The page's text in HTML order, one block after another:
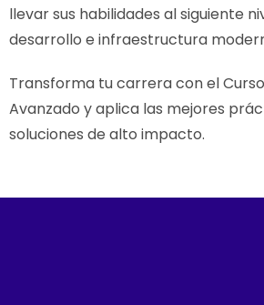
llevar sus habilidades al siguiente
desarrollo e infraestructura
Transforma tu carrera con el
Avanzado y aplica las mejores
soluciones de alto impacto.